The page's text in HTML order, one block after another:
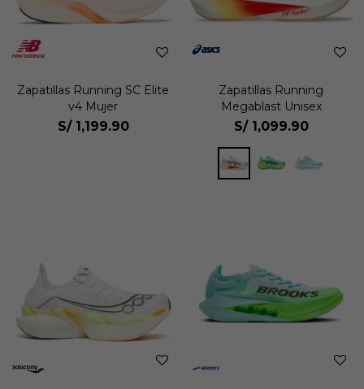
Zapatillas Running SC Elite
v4 Mujer
S/ 1,199.90
Zapatillas Running
Megablast Unisex
S/ 1,099.90